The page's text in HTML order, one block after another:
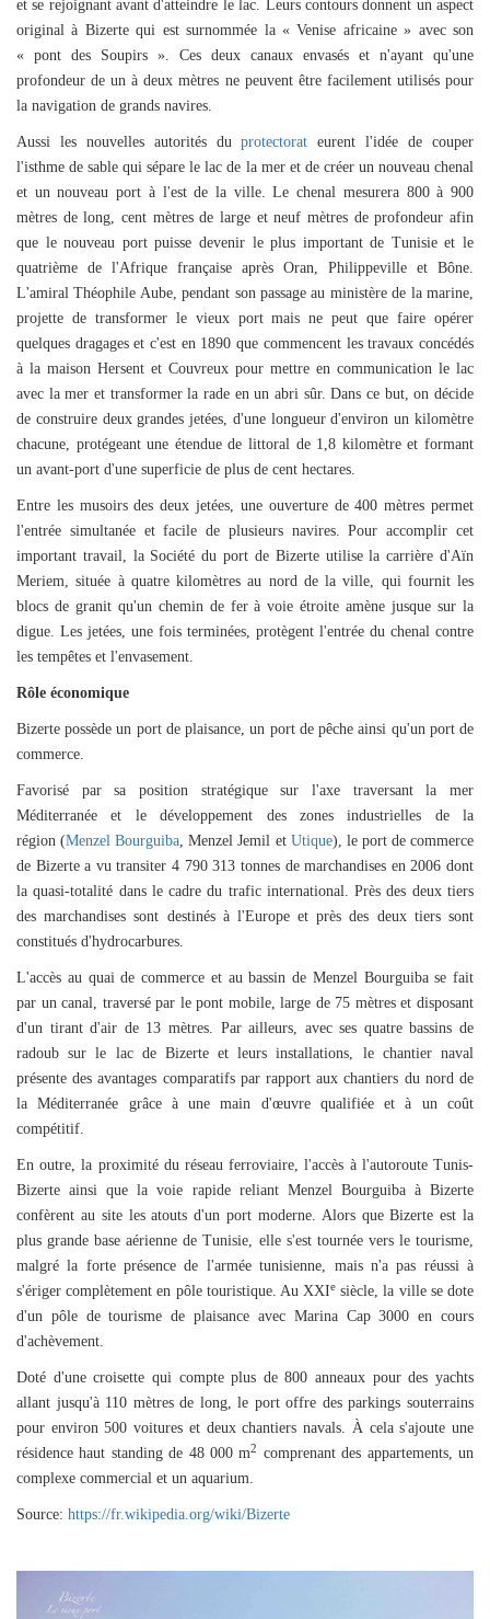
et se rejoignant avant d'atteindre le lac. Leurs contours donnent un aspect
original à Bizerte qui est surnommée la « Venise africaine » avec son
« pont des Soupirs ». Ces deux canaux envasés et n'ayant qu'une
profondeur de un à deux mètres ne peuvent être facilement utilisés pour
la navigation de grands navires.
Aussi les nouvelles autorités duprotectorat eurent l'idéede couper
l'isthme de sable qui sépare le lac de la mer et de créer un nouveau chenal
et un nouveau port à l'est de la ville. Le chenal mesurera 800 à 900
mètres de long, cent mètres de large et neuf mètres de profondeur afin
que le nouveau port puisse devenir le plus important de Tunisie et le
quatrième de l'Afrique française après Oran, Philippeville et Bône.
L'amiral Théophile Aube, pendant son passage au ministère de la marine,
projette de transformer le vieux port mais ne peut que faire opérer
quelques dragages et c'est en 1890 que commencent les travaux concédés
à la maison Hersent et Couvreux pour mettre en communication le lac
avec la mer et transformer la rade en un abri sûr. Dans ce but, on décide
de construire deux grandes jetées, d'une longueur d'environ un kilomètre
chacune, protégeant une étendue de littoral de 1,8 kilomètre et formant
un avant-port d'une superficie de plus de cent hectares.
Entre les musoirs des deux jetées, une ouverture de 400 mètres permet
l'entrée simultanée et facile de plusieurs navires. Pour accomplir cet
important travail, la Société du port de Bizerte utilise la carrière d'Aïn
Meriem, située à quatre kilomètres au nord de la ville, qui fournit les
blocs de granit qu'un chemin de fer à voie étroite amène jusque sur la
digue. Les jetées, une fois terminées, protègent l'entrée du chenal contre
les tempêtes et l'envasement.
Rôle économique
Bizerte possède un port de plaisance, un port de pêche ainsi qu'un port de
commerce.
Favorisé par sa position stratégique sur l'axe traversant la mer
Méditerranée et le développement des zones industrielles de la
région(Menzel Bourguiba,Menzel Jemil et Utique), le port de commerce
de Bizerte a vu transiter 4 790 313 tonnes de marchandises en2006 dont
la quasi-totalité dans le cadre du trafic international. Près des deux tiers
des marchandises sont destinés à l'Europe et près des deux tiers sont
constitués d'hydrocarbures.
L'accès au quai de commerce et au bassin de Menzel Bourguiba se fait
par un canal, traversé par le pont mobile, large de 75 mètres et disposant
d'un tirant d'air de 13 mètres. Par ailleurs, avec ses quatre bassins de
radoub sur le lac de Bizerte et leurs installations, le chantier naval
présente des avantages comparatifs par rapport aux chantiers du nord de
la Méditerranée grâce à une main d'œuvre qualifiée et à un coût
compétitif.
En outre, la proximité du réseau ferroviaire, l'accès à l'autoroute Tunis-
Bizerte ainsi que la voie rapide reliant Menzel Bourguiba à Bizerte
confèrent au site les atouts d'un port moderne. Alors que Bizerte est la
plus grande base aérienne de Tunisie, elle s'est tournée vers le tourisme,
malgré la forte présence de l'armée tunisienne, mais n'a pas réussi à
s'ériger complètement en pôle touristique. Au XXIe siècle, la ville se dote
d'un pôle de tourisme de plaisance avec Marina Cap 3000 en cours
d'achèvement.
Doté d'une croisette qui compte plus de 800 anneaux pour des yachts
allant jusqu'à 110 mètres de long, le port offre des parkings souterrains
pour environ 500 voitures et deux chantiers navals. À cela s'ajoute une
résidence haut standing de 48 000 m2
comprenant des appartements, un
complexe commercial et un aquarium.
Source: https://fr.wikipedia.org/wiki/Bizerte